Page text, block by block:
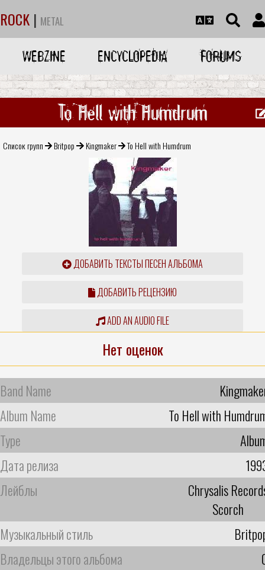
ROCK | METAL
WEBZINE ENCYCLOPEDIA FORUMS
To Hell with Humdrum
Список групп Britpop Kingmaker To Hell with Humdrum
ДОБАВИТЬ ТЕКСТЫ ПЕСЕН АЛЬБОМА
ДОБАВИТЬ РЕЦЕНЗИЮ
ADD AN AUDIO FILE
Нет оценок
Band Name
Album Name
To Hell with
Type
Дата релиза
Лейблы
Chrysalis
Scorch
Музыкальный стиль
Владельцы этого альбома